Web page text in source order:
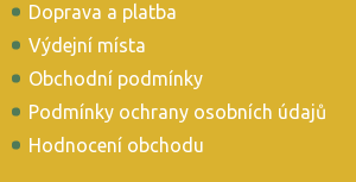
Doprava a platba
Výdejní místa
Obchodní podmínky
Podmínky ochrany osobních údajů
Hodnocení obchodu